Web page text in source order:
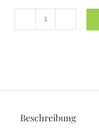
IVY
Menge
Beschreibung